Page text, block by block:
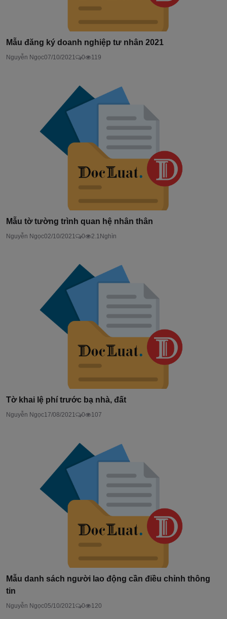
Mẫu đăng ký doanh nghiệp tư nhân 2021
Nguyễn Ngọc07/10/2021 0 119
Mẫu tờ tường trình quan hệ nhân thân
Nguyễn Ngọc02/10/2021 0 2.1Nghìn
Tờ khai lệ phí trước bạ nhà, đất
Nguyễn Ngọc17/08/2021 0 107
Mẫu danh sách người lao động cần điều chỉnh thông
tin
Nguyễn Ngọc05/10/2021 0 120